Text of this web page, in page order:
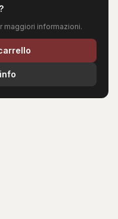
maggiori informazioni.